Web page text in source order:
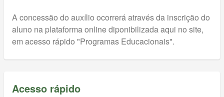
A concessão do auxílio ocorrerá através da inscrição do
aluno na plataforma online diponibilizada aqui no site,
em acesso rápido "Programas Educacionais".
Acesso rápido